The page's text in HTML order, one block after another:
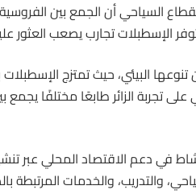
السياحي أن الجمع بين الفروسية
توفر الإسطبلات تجارب يصعب العثور
البيئي، حيث تمتزج الإسطبلات
تجربة الزائر طابعًا مختلفًا يجمع
في دعم الاقتصاد المحلي عبر
والتدريب، والخدمات المرتبطة